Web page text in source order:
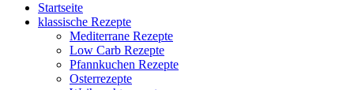
Startseite
klassische Rezepte
Mediterrane Rezepte
Low Carb Rezepte
Pfannkuchen Rezepte
Osterrezepte